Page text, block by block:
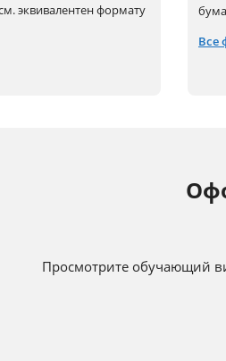
эквивалентен формату
Все
Просмотрите обучающий